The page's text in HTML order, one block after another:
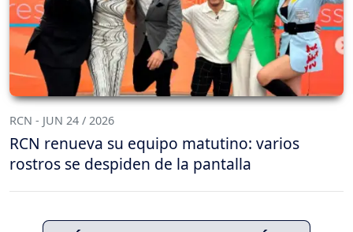
RCN - JUN 24 / 2026
RCN renueva su equipo matutino: varios
rostros se despiden de la pantalla